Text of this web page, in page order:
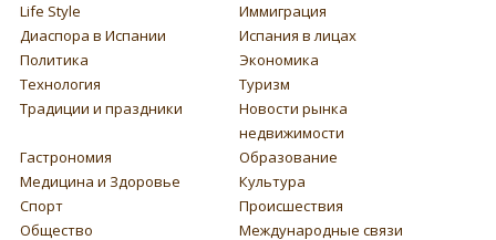
Life Style
Иммиграция
Диаспора в Испании
Испания в лицах
Политика
Экономика
Технология
Туризм
Традиции и праздники
Новости рынка
недвижимости
Гастрономия
Образование
Медицина и Здоровье
Культура
Спорт
Происшествия
Общество
Международные связи